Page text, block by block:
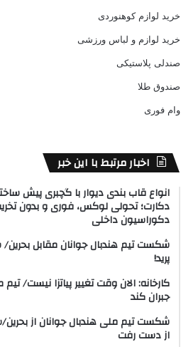
خرید لوازم کوهنوردی
خرید لوازم و لباس ورزشی
صندلی پلاستیکی
صندوق طلا
وام فوری
اخبار مرتبط با این خبر
انواع قاب بندی دیوار با گچبری پیش
دکارت؛ تحولی لوکس، فوری و بدون
دکوراسیون داخلی
شکست تیم هندبال جوانان مقابل
پرید!
کارخانه: الان وقت تغییر پیاتزا نیست/ تیم
جبران کند
شکست تیم ملی هندبال جوانان از
از دست رفت